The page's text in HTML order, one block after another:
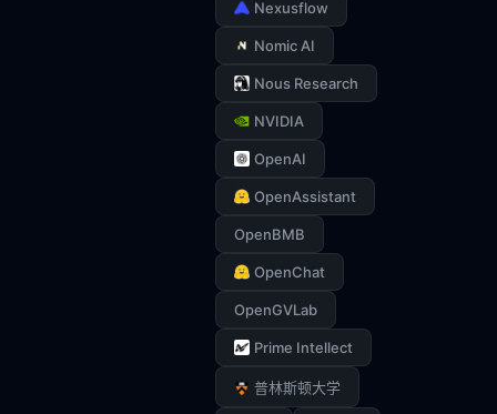
Nexusflow
Nomic AI
Nous Research
NVIDIA
OpenAI
OpenAssistant
OpenBMB
OpenChat
OpenGVLab
Prime Intellect
普林斯顿大学